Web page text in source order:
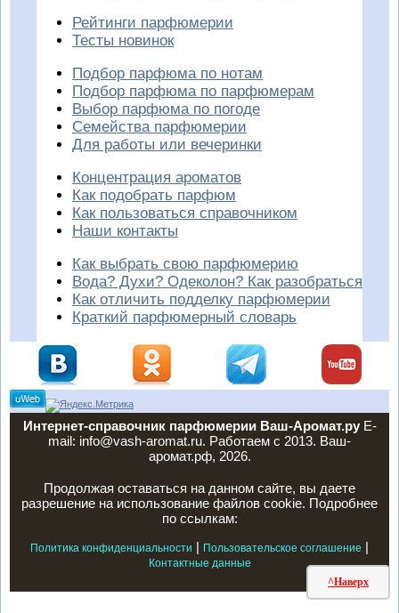
^Наверх
Рейтинги парфюмерии
Тесты новинок
Подбор парфюма по нотам
Подбор парфюма по парфюмерам
Выбор парфюма по погоде
Семейства парфюмерии
Для работы или вечеринки
Концентрация ароматов
Как подобрать парфюм
Как пользоваться справочником
Наши контакты
Как выбрать свою парфюмерию
Вода? Духи? Одеколон? Как разобраться
Как отличить подделку парфюмерии
Краткий парфюмерный словарь
Интернет-справочник парфюмерии Ваш-Аромат.руE-
mail: info@vash-aromat.ru. Работаем с 2013. Ваш-
аромат.рф, 2026.
Продолжая оставаться на данном сайте, вы даете
разрешение на использование файлов cookie. Подробнее
по ссылкам:
Политика конфиденциальности | Пользовательское соглашение |
Контактные данные